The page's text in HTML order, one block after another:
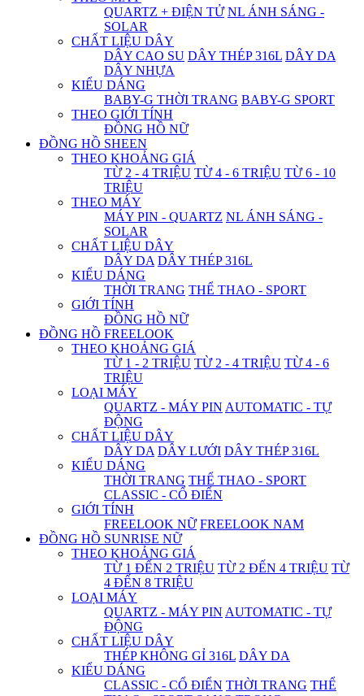
QUARTZ + ĐIỆN TỬ NL ÁNH SÁNG -
SOLAR
CHẤT LIỆU DÂY
DÂY CAO SU DÂY THÉP 316L DÂY DA
DÂY NHỰA
KIỂU DÁNG
BABY-G THỜI TRANG BABY-G SPORT
THEO GIỚI TÍNH
ĐỒNG HỒ NỮ
ĐỒNG HỒ SHEEN
THEO KHOẢNG GIÁ
TỪ 2 - 4 TRIỆU TỪ 4 - 6 TRIỆU TỪ 6 - 10
TRIỆU
THEO MÁY
MÁY PIN - QUARTZ NL ÁNH SÁNG -
SOLAR
CHẤT LIỆU DÂY
DÂY DA DÂY THÉP 316L
KIỂU DÁNG
THỜI TRANG THỂ THAO - SPORT
GIỚI TÍNH
ĐỒNG HỒ NỮ
ĐỒNG HỒ FREELOOK
THEO KHOẢNG GIÁ
TỪ 1 - 2 TRIỆU TỪ 2 - 4 TRIỆU TỪ 4 - 6
TRIỆU
LOẠI MÁY
QUARTZ - MÁY PIN AUTOMATIC - TỰ
ĐỘNG
CHẤT LIỆU DÂY
DÂY DA DÂY LƯỚI DÂY THÉP 316L
KIỂU DÁNG
THỜI TRANG THỂ THAO - SPORT
CLASSIC - CỔ ĐIỂN
GIỚI TÍNH
FREELOOK NỮ FREELOOK NAM
ĐỒNG HỒ SUNRISE NỮ
THEO KHOẢNG GIÁ
TỪ 1 ĐẾN 2 TRIỆU TỪ 2 ĐẾN 4 TRIỆU TỪ
4 ĐẾN 8 TRIỆU
LOẠI MÁY
QUARTZ - MÁY PIN AUTOMATIC - TỰ
ĐỘNG
CHẤT LIỆU DÂY
THÉP KHÔNG GỈ 316L DÂY DA
KIỂU DÁNG
CLASSIC - CỔ ĐIỂN THỜI TRANG THỂ